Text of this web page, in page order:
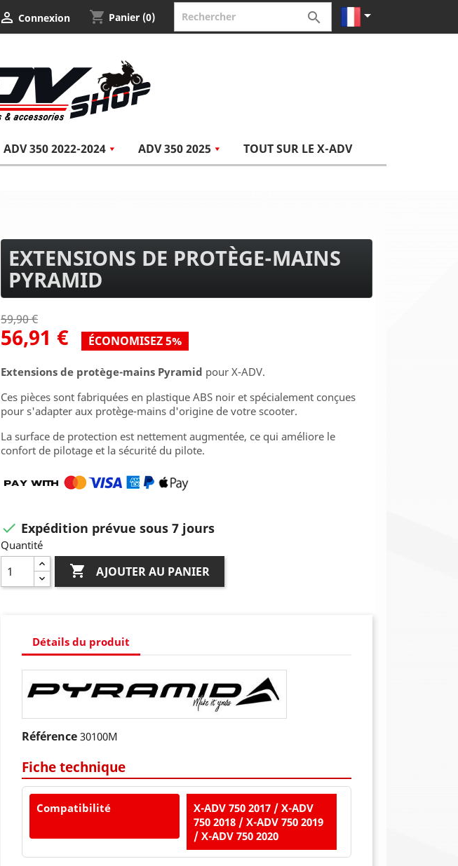
 Connexion shopping_cart Panier (0)  
ADV 350 2022-2024 ADV 350 2025 TOUT SUR LE X-ADV
EXTENSIONS DE PROTÈGE-MAINS
PYRAMID
59,90 €
56,91 € ÉCONOMISEZ 5%
Extensions de protège-mains Pyramid pour X-ADV.
Ces pièces sont fabriquées en plastique ABS noir et spécialement conçues
pour s'adapter aux protège-mains d'origine de votre scooter.
La surface de protection est nettement augmentée, ce qui améliore le
confort de pilotage et la sécurité du pilote.
 Expédition prévue sous 7 jours
Quantité
 AJOUTER AU PANIER
Détails du produit
Référence 30100M
Fiche technique
Compatibilité
X-ADV 750 2017 / X-ADV
750 2018 / X-ADV 750 2019
/ X-ADV 750 2020